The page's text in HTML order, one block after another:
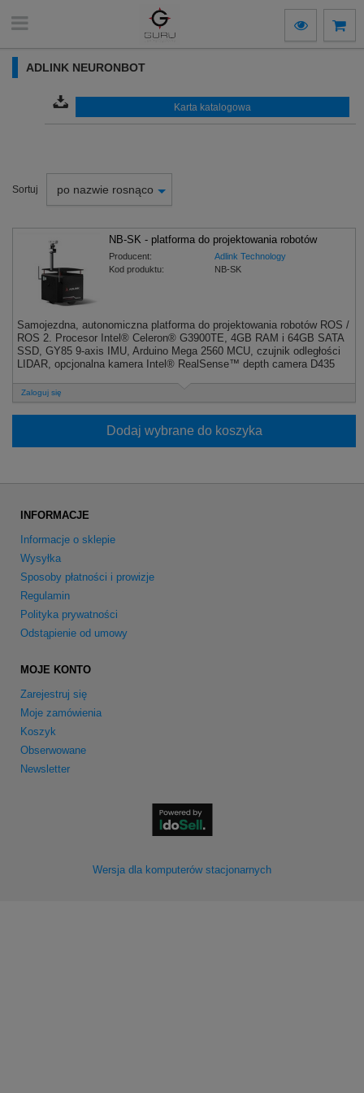
ADLINK NEURONBOT
Karta katalogowa
Sortuj po nazwie rosnąco
NB-SK - platforma do projektowania robotów
Producent:
Adlink Technology
Kod produktu:
NB-SK
Samojezdna, autonomiczna platforma do projektowania robotów ROS /
ROS 2. Procesor Intel® Celeron® G3900TE, 4GB RAM i 64GB SATA
SSD, GY85 9-axis IMU, Arduino Mega 2560 MCU, czujnik odległości
LIDAR, opcjonalna kamera Intel® RealSense™ depth camera D435
Zaloguj się
Dodaj wybrane do koszyka
INFORMACJE
Informacje o sklepie
Wysyłka
Sposoby płatności i prowizje
Regulamin
Polityka prywatności
Odstąpienie od umowy
MOJE KONTO
Zarejestruj się
Moje zamówienia
Koszyk
Obserwowane
Newsletter
Wersja dla komputerów stacjonarnych